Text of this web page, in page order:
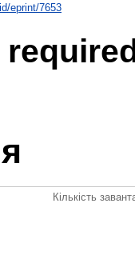
eprint/7653
Кількість